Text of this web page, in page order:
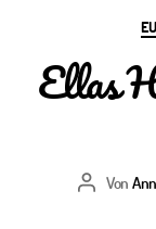
Ellas
Von